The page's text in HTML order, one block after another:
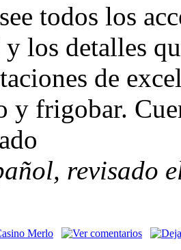
todos los
los detalles
de
y frigobar.
revisado
Merlo